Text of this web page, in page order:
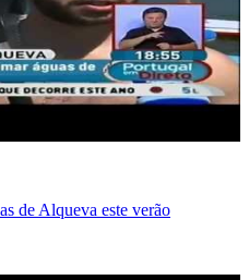
de Alqueva este verão